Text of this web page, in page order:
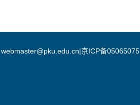
京ICP备05065075